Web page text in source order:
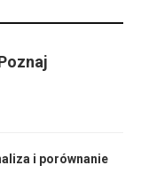
i porównanie